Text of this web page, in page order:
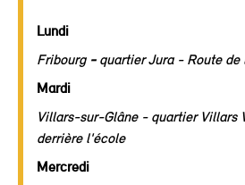
Lundi
Fribourg- quartier Jura - Route de
Mardi
Villars-sur-Glâne - quartier Villars
derrière l'école
Mercredi